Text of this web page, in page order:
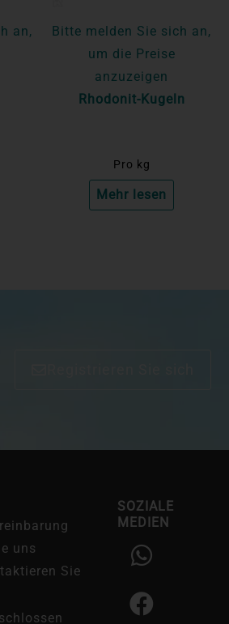
an,
Bitte melden Sie sich an,
um die Preise
anzuzeigen
Rhodonit-Kugeln
Pro kg
Mehr lesen
uns
Sie
SOZIALE
MEDIEN
W
h
a
t
F
a
c
e
I
n
s
t